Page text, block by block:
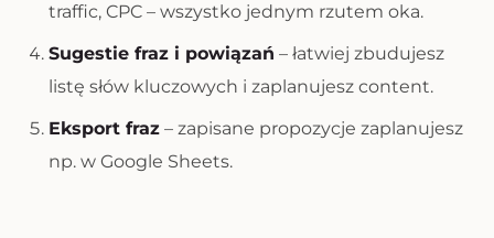
traffic, CPC – wszystko jednym rzutem oka.
Sugestie fraz i powiązań – łatwiej zbudujesz
listę słów kluczowych i zaplanujesz content.
Eksport fraz – zapisane propozycje zaplanujesz
np. w Google Sheets.